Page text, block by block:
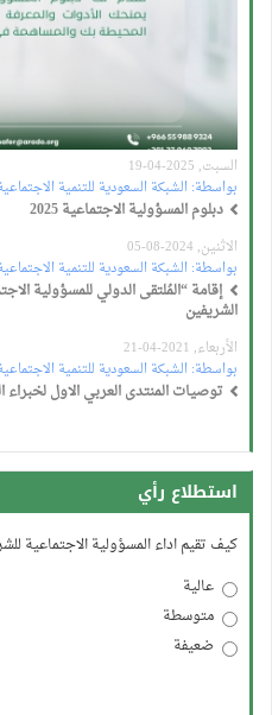
السبت, 2025-04-19
بواسطة:الشبكة السعودية للتنمية
دبلوم المسؤولية الاجتماعية 2025
الاثنين, 2024-08-05
بواسطة:الشبكة السعودية للتنمية
الشريفين
الأربعاء, 2021-04-21
بواسطة:الشبكة السعودية للتنمية
توصيات المنتدى العربي الاول لخبراء
استطلاع رأي
كيف تقيم اداء المسؤولية الاجتماعية
عالية
متوسطة
ضعيفة